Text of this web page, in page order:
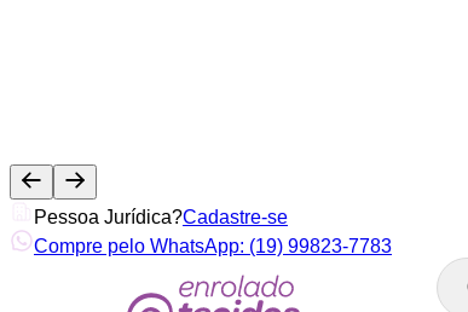
Pessoa Jurídica?Cadastre-se
Compre pelo WhatsApp: (19) 99823-7783